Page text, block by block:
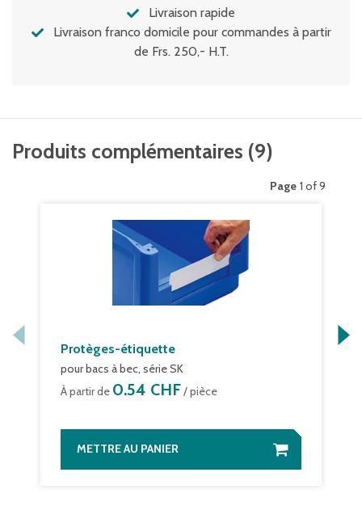
Livraison rapide
Livraison franco domicile pour commandes à partir
de Frs. 250,- H.T.
Produits complémentaires (9)
Page 1 of 9
Protèges-étiquette
pour bacs à bec, série SK
À partir de 0.54 CHF/ pièce
METTRE AU PANIER